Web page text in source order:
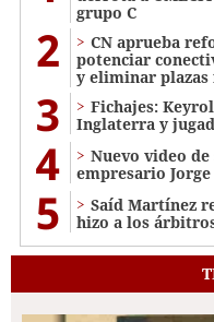
grupo C
2
CN aprueba
potenciar
y eliminar plazas
3
Fichajes:
Inglaterra y
4
Nuevo video
empresario
5
Saíd Martínez
hizo a los